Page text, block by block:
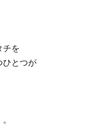
チを
ひとつが